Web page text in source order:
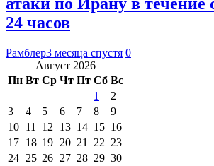
24 часов
Рамблер3 месяца спустя 0
Август 2026
Пн Вт Ср Чт Пт Сб Вс
1
2
3
4 5 6 7 8
9
10 11 12 13 14 15 16
17 18 19 20 21 22 23
24 25 26 27 28 29 30